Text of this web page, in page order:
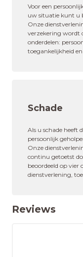
Voor een
uw situatie kunt u
Onze
verzekering wordt
onderdelen:
toegankelijkheid
Schade
Als u schade heeft
persoonlijk
Onze
continu getoetst
beoordeeld op vier
dienstverlening,
Reviews